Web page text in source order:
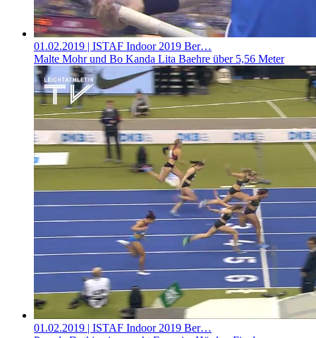
01.02.2019 | ISTAF Indoor 2019 Ber…
Malte Mohr und Bo Kanda Lita Baehre über 5,56 Meter
01.02.2019 | ISTAF Indoor 2019 Ber…